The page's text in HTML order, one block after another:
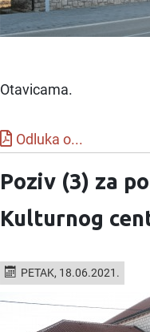
Otavicama.
Odluka o...
Poziv (3) za
Kulturnog
PETAK, 18.06.2021.